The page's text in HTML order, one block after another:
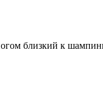
близкий к